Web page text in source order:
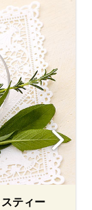
ティー